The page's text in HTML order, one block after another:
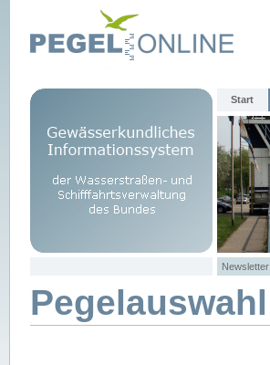
Start
Newsletter